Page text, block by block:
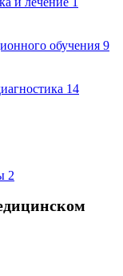
обучения 9
14
2